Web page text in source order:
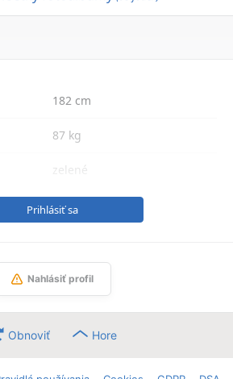
182 cm
87 kg
zelené
Prihlásiť sa
Nahlásiť profil
Obnoviť Hore